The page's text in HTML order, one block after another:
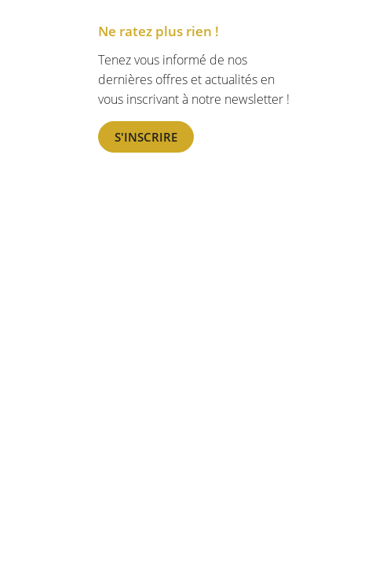
Ne ratez plus rien !
Tenez vous informé de nos
dernières offres et actualités en
vous inscrivant à notre newsletter !
S'INSCRIRE